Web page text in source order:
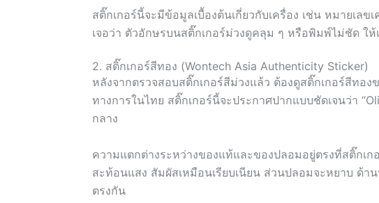
สติ๊กเกอร์นี้จะมีข้อมูลเบื้องต้นเกี่ยวกับเครื่อง เช่น หมายเล
เจอว่า ตัวอักษรบนสติ๊กเกอร์ม่วงดูคลุม ๆ หรือพิมพ์ไม่ชัด ให้
2. สติ๊กเกอร์สีทอง (Wontech Asia Authenticity Sticker)
หลังจากตรวจสอบสติ๊กเกอร์สีม่วงแล้ว ต้องดูสติ๊กเกอร์สีทอ
ทางการในไทย สติ๊กเกอร์นี้จะประกาศปากแบบชัดเจนว่า
กลาง
ความแตกต่างระหว่างของแท้และของปลอมอยู่ตรงที่สติ๊กเ
สะท้อนแสง สัมผัสเหมือนเรียบเนียน ส่วนปลอมจะหยาบ ด้
ตรงกัน